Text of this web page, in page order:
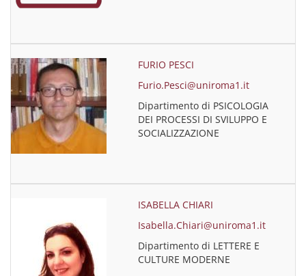
FURIO PESCI
Furio.Pesci@uniroma1.it
Dipartimento di PSICOLOGIA
DEI PROCESSI DI SVILUPPO E
SOCIALIZZAZIONE
ISABELLA CHIARI
Isabella.Chiari@uniroma1.it
Dipartimento di LETTERE E
CULTURE MODERNE